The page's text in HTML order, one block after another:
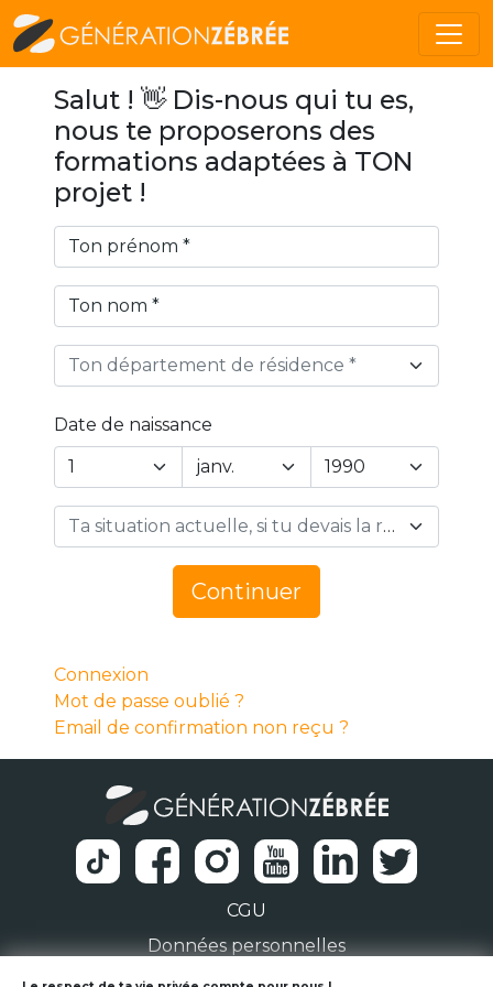
Salut ! 👋 Dis-nous qui tu es,
nous te proposerons des
formations adaptées à TON
projet !
Ton département de résidence *
Date de naissance
Year
Day
Ta situation actuelle, si tu devais la résumer en 1 mot… *
Continuer
Connexion
Mot de passe oublié ?
Email de confirmation non reçu ?
CGU
Données personnelles